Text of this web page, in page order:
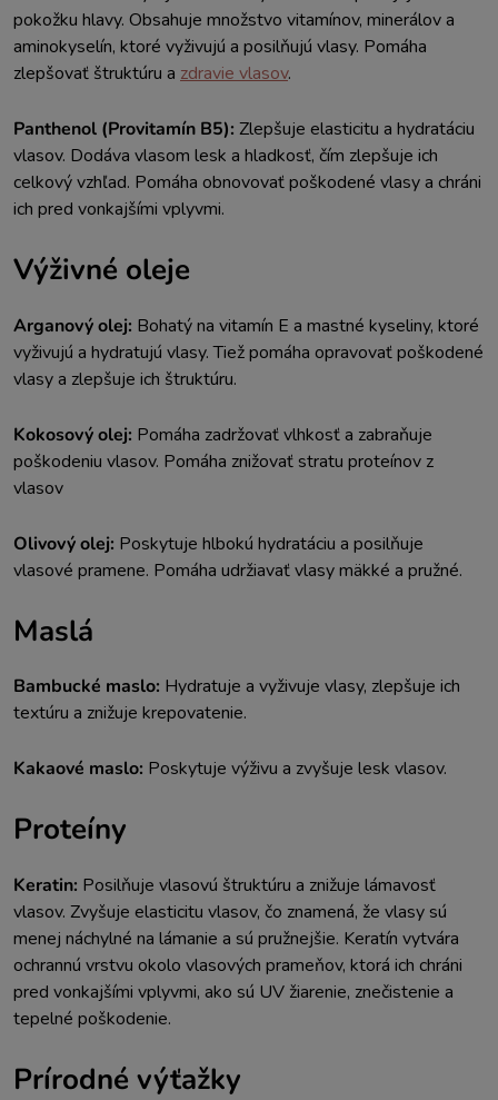
pokožku hlavy. Obsahuje množstvo vitamínov, minerálov a
aminokyselín, ktoré vyživujú a posilňujú vlasy. Pomáha
zlepšovať štruktúru a zdravie vlasov.
Panthenol (Provitamín B5): Zlepšuje elasticitu a hydratáciu
vlasov. Dodáva vlasom lesk a hladkosť, čím zlepšuje ich
celkový vzhľad. Pomáha obnovovať poškodené vlasy a chráni
ich pred vonkajšími vplyvmi.
Výživné oleje
Arganový olej: Bohatý na vitamín E a mastné kyseliny, ktoré
vyživujú a hydratujú vlasy. Tiež pomáha opravovať poškodené
vlasy a zlepšuje ich štruktúru.
Kokosový olej: Pomáha zadržovať vlhkosť a zabraňuje
poškodeniu vlasov. Pomáha znižovať stratu proteínov z
vlasov
Olivový olej: Poskytuje hlbokú hydratáciu a posilňuje
vlasové pramene. Pomáha udržiavať vlasy mäkké a pružné.
Maslá
Bambucké maslo: Hydratuje a vyživuje vlasy, zlepšuje ich
textúru a znižuje krepovatenie.
Kakaové maslo: Poskytuje výživu a zvyšuje lesk vlasov.
Proteíny
Keratin: Posilňuje vlasovú štruktúru a znižuje lámavosť
vlasov. Zvyšuje elasticitu vlasov, čo znamená, že vlasy sú
menej náchylné na lámanie a sú pružnejšie. Keratín vytvára
ochrannú vrstvu okolo vlasových prameňov, ktorá ich chráni
pred vonkajšími vplyvmi, ako sú UV žiarenie, znečistenie a
tepelné poškodenie.
Prírodné výťažky